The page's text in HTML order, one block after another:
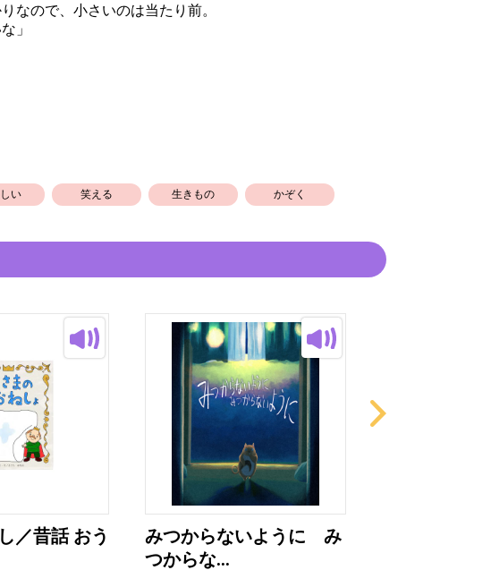
なので、小さいのは当たり前。
」
い 笑える 生きもの かぞく
／昔話 おう
みつからないように み
つからな...